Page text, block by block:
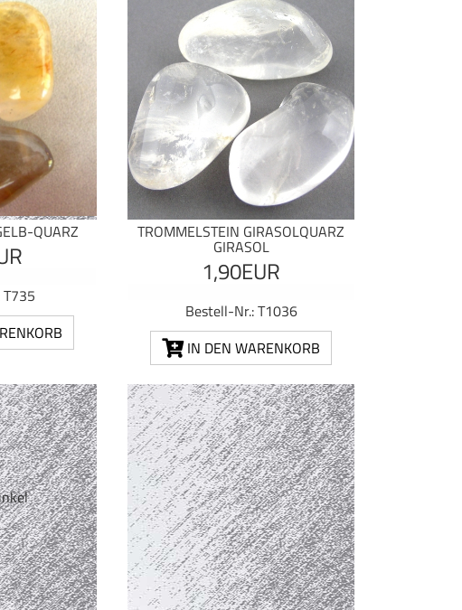
QUARZ TROMMELSTEIN GIRASOLQUARZ
GIRASOL
1,90EUR
Bestell-Nr.: T1036
IN DEN WARENKORB